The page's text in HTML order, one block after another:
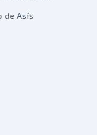
de Asís